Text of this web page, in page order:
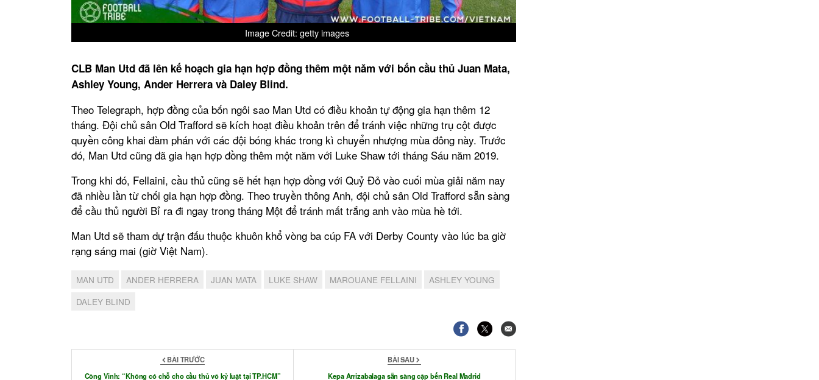
Image Credit: getty images
CLB Man Utd đã lên kế hoạch gia hạn hợp đồng thêm một năm với bốn cầu thủ Juan Mata,
Ashley Young, Ander Herrera và Daley Blind.
Theo Telegraph, hợp đồng của bốn ngôi sao Man Utd có điều khoản tự động gia hạn thêm 12
tháng. Đội chủ sân Old Trafford sẽ kích hoạt điều khoản trên để tránh việc những trụ cột được
quyền công khai đàm phán với các đội bóng khác trong kì chuyển nhượng mùa đông này. Trước
đó, Man Utd cũng đã gia hạn hợp đồng thêm một năm với Luke Shaw tới tháng Sáu năm 2019.
Trong khi đó, Fellaini, cầu thủ cũng sẽ hết hạn hợp đồng với Quỷ Đỏ vào cuối mùa giải năm nay
đã nhiều lần từ chối gia hạn hợp đồng. Theo truyền thông Anh, đội chủ sân Old Trafford sẵn sàng
để cầu thủ người Bỉ ra đi ngay trong tháng Một để tránh mất trắng anh vào mùa hè tới.
Man Utd sẽ tham dự trận đấu thuộc khuôn khổ vòng ba cúp FA với Derby County vào lúc ba giờ
rạng sáng mai (giờ Việt Nam).
MAN UTD ANDER HERRERA JUAN MATA LUKE SHAW MAROUANE FELLAINI
ASHLEY YOUNG
DALEY BLIND
BÀI TRƯỚC
Công Vinh: “Không có chỗ cho cầu thủ vô kỷ luật tại TP.HCM”
BÀI SAU
Kepa Arrizabalaga sẵn sàng cập bến Real Madrid